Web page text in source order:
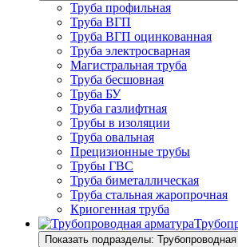
Труба профильная
Труба ВГП
Труба ВГП оцинкованная
Труба электросварная
Магистральная труба
Труба бесшовная
Труба БУ
Труба газлифтная
Трубы в изоляции
Труба овальная
Прецизионные трубы
Трубы ГВС
Труба биметаллическая
Труба стальная жаропрочная
Криогенная труба
Показать подразделы: